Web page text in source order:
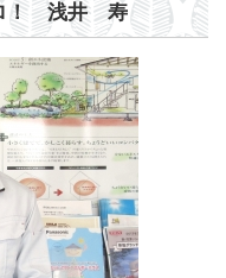
ロ！ 浅井 寿